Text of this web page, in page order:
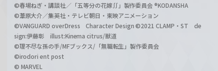
©春場ねぎ・講談社／「五等分の花嫁∬」製作委員会 ®KODANSHA
©葦原大介／集英社・テレビ朝日・東映アニメーション
©VANGUARD overDress Character Design ©2021 CLAMP・ST de
sign:伊藤彰 illust:Kinema citrus/獣道
©理不尽な孫の手/MFブックス/「無職転生」製作委員会
©irodori ent post
© MARVEL